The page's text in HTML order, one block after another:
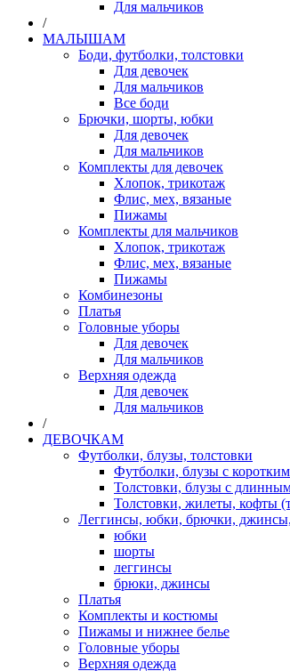
Для мальчиков
/
МАЛЫШАМ
Боди, футболки, толстовки
Для девочек
Для мальчиков
Все боди
Брючки, шорты, юбки
Для девочек
Для мальчиков
Комплекты для девочек
Хлопок, трикотаж
Флис, мех, вязаные
Пижамы
Комплекты для мальчиков
Хлопок, трикотаж
Флис, мех, вязаные
Пижамы
Комбинезоны
Платья
Головные уборы
Для девочек
Для мальчиков
Верхняя одежда
Для девочек
Для мальчиков
/
ДЕВОЧКАМ
Футболки, блузы, толстовки
Футболки, блузы с
Толстовки, блузы с
Толстовки, жилеты, кофты
Леггинсы, юбки, брючки,
юбки
шорты
леггинсы
брюки, джинсы
Платья
Комплекты и костюмы
Пижамы и нижнее белье
Головные уборы
Верхняя одежда